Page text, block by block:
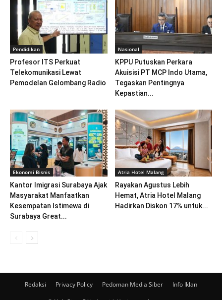
Pendidikan
Profesor ITS Perkuat
Telekomunikasi Lewat
Pemodelan Gelombang Radio
Nasional
KPPU Putuskan Perkara
Akuisisi PT MCP Indo Utama,
Tegaskan Pentingnya
Kepastian...
Ekonomi Bisnis
Kantor Imigrasi Surabaya Ajak
Masyarakat Manfaatkan
Kesempatan Istimewa di
Surabaya Great...
Atria Hotel Malang
Rayakan Agustus Lebih
Hemat, Atria Hotel Malang
Hadirkan Diskon 17% untuk...
Redaksi Privacy Policy Pedoman Media Siber Info Iklan